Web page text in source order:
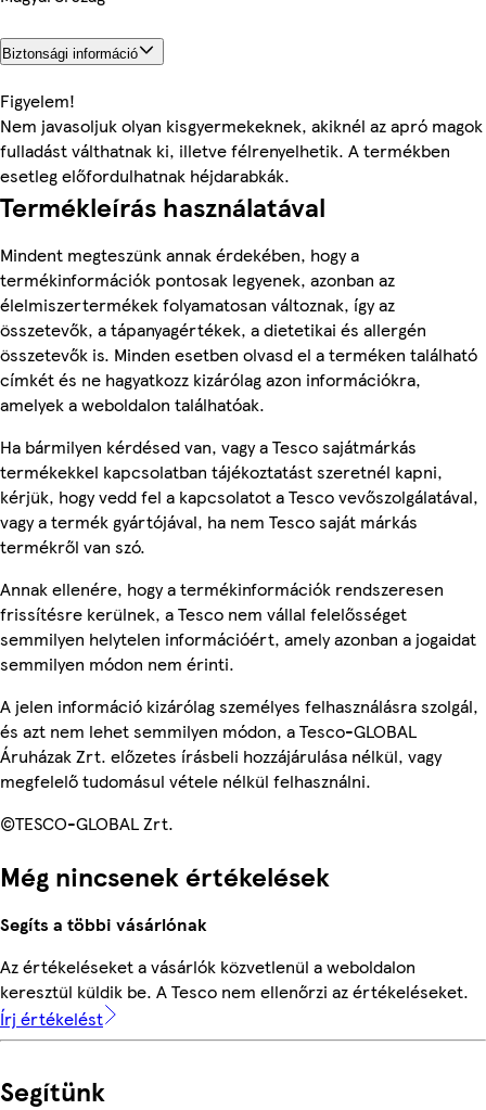
Biztonsági információ
Figyelem!
Nem javasoljuk olyan kisgyermekeknek, akiknél az apró magok
fulladást válthatnak ki, illetve félrenyelhetik. A termékben
esetleg előfordulhatnak héjdarabkák.
Termékleírás használatával
Mindent megteszünk annak érdekében, hogy a
termékinformációk pontosak legyenek, azonban az
élelmiszertermékek folyamatosan változnak, így az
összetevők, a tápanyagértékek, a dietetikai és allergén
összetevők is. Minden esetben olvasd el a terméken található
címkét és ne hagyatkozz kizárólag azon információkra,
amelyek a weboldalon találhatóak.
Ha bármilyen kérdésed van, vagy a Tesco sajátmárkás
termékekkel kapcsolatban tájékoztatást szeretnél kapni,
kérjük, hogy vedd fel a kapcsolatot a Tesco vevőszolgálatával,
vagy a termék gyártójával, ha nem Tesco saját márkás
termékről van szó.
Annak ellenére, hogy a termékinformációk rendszeresen
frissítésre kerülnek, a Tesco nem vállal felelősséget
semmilyen helytelen információért, amely azonban a jogaidat
semmilyen módon nem érinti.
A jelen információ kizárólag személyes felhasználásra szolgál,
és azt nem lehet semmilyen módon, a Tesco-GLOBAL
Áruházak Zrt. előzetes írásbeli hozzájárulása nélkül, vagy
megfelelő tudomásul vétele nélkül felhasználni.
©TESCO-GLOBAL Zrt.
Még nincsenek értékelések
Segíts a többi vásárlónak
Az értékeléseket a vásárlók közvetlenül a weboldalon
keresztül küldik be. A Tesco nem ellenőrzi az értékeléseket.
Írj értékelést
Segítünk